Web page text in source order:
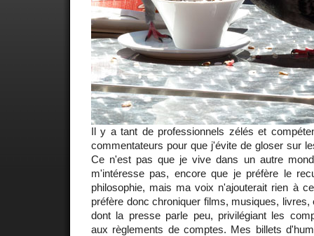
Il y a tant de professionnels zélés et
commentateurs pour que j'évite de gloser sur
Ce n'est pas que je vive dans un autre
m'intéresse pas, encore que je préfère le
philosophie, mais ma voix n'ajouterait rien à
préfère donc chroniquer films, musiques,
dont la presse parle peu, privilégiant les
aux règlements de comptes. Mes billets